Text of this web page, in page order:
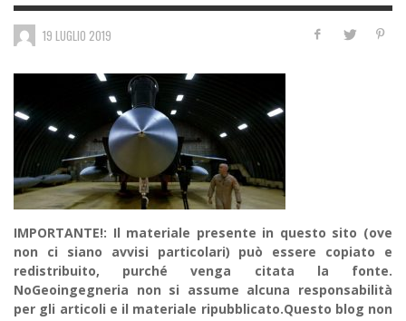
19 LUGLIO 2019
IMPORTANTE!: Il materiale presente in questo sito (ove
non ci siano avvisi particolari) può essere copiato e
redistribuito, purché venga citata la fonte.
NoGeoingegneria non si assume alcuna responsabilità
per gli articoli e il materiale ripubblicato.Questo blog non